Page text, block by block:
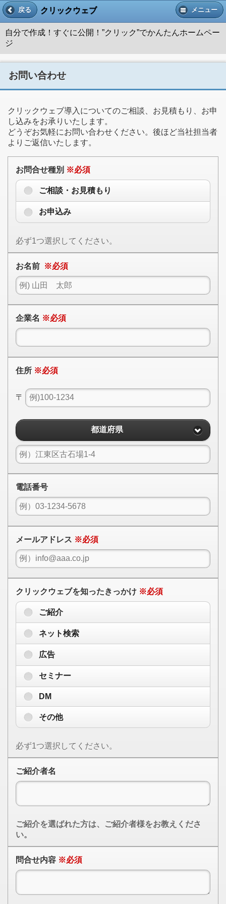
クリックウェブ
戻る メニュー
自分で作成！すぐに公開！”クリック”でかんたんホームペー
ジ
お問い合わせ
クリックウェブ導入についてのご相談、お見積もり、お申
し込みをお承りいたします。
どうぞお気軽にお問い合わせください。後ほど当社担当者
よりご返信いたします。
お問合せ種別 ※必須
ご相談・お見積もり
お申込み
必ず1つ選択してください。
お名前 ※必須
企業名 ※必須
住所 ※必須
〒
都道府県
電話番号
メールアドレス ※必須
クリックウェブを知ったきっかけ ※必須
ご紹介
ネット検索
広告
セミナー
DM
その他
必ず1つ選択してください。
ご紹介者名
ご紹介を選ばれた方は、ご紹介者様をお教えくださ
い。
問合せ内容 ※必須